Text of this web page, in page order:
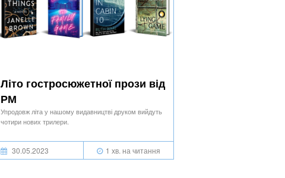
Літо гостросюжетної прози від
РМ
Упродовж літа у нашому видавництві друком вийдуть
чотири нових трилери.
30.05.2023 1 хв. на читання